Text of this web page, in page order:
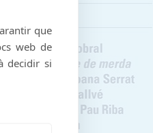
que
web de
decidir si